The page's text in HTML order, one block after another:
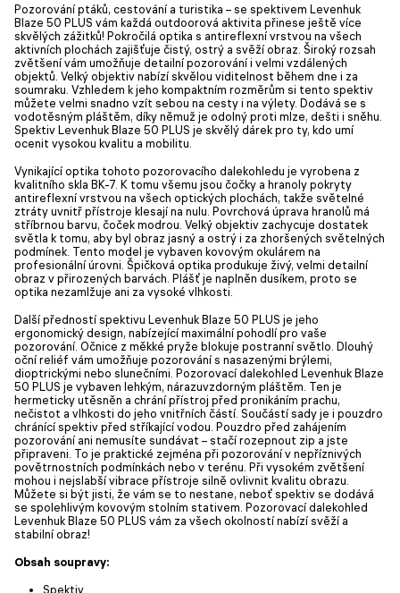
Pozorování ptáků, cestování a turistika – se spektivem Levenhuk
Blaze 50 PLUS vám každá outdoorová aktivita přinese ještě více
skvělých zážitků! Pokročilá optika s antireflexní vrstvou na všech
aktivních plochách zajišťuje čistý, ostrý a svěží obraz. Široký rozsah
zvětšení vám umožňuje detailní pozorování i velmi vzdálených
objektů. Velký objektiv nabízí skvělou viditelnost během dne i za
soumraku. Vzhledem k jeho kompaktním rozměrům si tento spektiv
můžete velmi snadno vzít sebou na cesty i na výlety. Dodává se s
vodotěsným pláštěm, díky němuž je odolný proti mlze, dešti i sněhu.
Spektiv Levenhuk Blaze 50 PLUS je skvělý dárek pro ty, kdo umí
ocenit vysokou kvalitu a mobilitu.
Vynikající optika tohoto pozorovacího dalekohledu je vyrobena z
kvalitního skla BK-7. K tomu všemu jsou čočky a hranoly pokryty
antireflexní vrstvou na všech optických plochách, takže světelné
ztráty uvnitř přístroje klesají na nulu. Povrchová úprava hranolů má
stříbrnou barvu, čoček modrou. Velký objektiv zachycuje dostatek
světla k tomu, aby byl obraz jasný a ostrý i za zhoršených světelných
podmínek. Tento model je vybaven kovovým okulárem na
profesionální úrovni. Špičková optika produkuje živý, velmi detailní
obraz v přirozených barvách. Plášť je naplněn dusíkem, proto se
optika nezamlžuje ani za vysoké vlhkosti.
Další předností spektivu Levenhuk Blaze 50 PLUS je jeho
ergonomický design, nabízející maximální pohodlí pro vaše
pozorování. Očnice z měkké pryže blokuje postranní světlo. Dlouhý
oční reliéf vám umožňuje pozorování s nasazenými brýlemi,
dioptrickými nebo slunečními. Pozorovací dalekohled Levenhuk Blaze
50 PLUS je vybaven lehkým, nárazuvzdorným pláštěm. Ten je
hermeticky utěsněn a chrání přístroj před pronikáním prachu,
nečistot a vlhkosti do jeho vnitřních částí. Součástí sady je i pouzdro
chránící spektiv před stříkající vodou. Pouzdro před zahájením
pozorování ani nemusíte sundávat – stačí rozepnout zip a jste
připraveni. To je praktické zejména při pozorování v nepříznivých
povětrnostních podmínkách nebo v terénu. Při vysokém zvětšení
mohou i nejslabší vibrace přístroje silně ovlivnit kvalitu obrazu.
Můžete si být jisti, že vám se to nestane, neboť spektiv se dodává
se spolehlivým kovovým stolním stativem. Pozorovací dalekohled
Levenhuk Blaze 50 PLUS vám za všech okolností nabízí svěží a
stabilní obraz!
Obsah soupravy:
Spektiv